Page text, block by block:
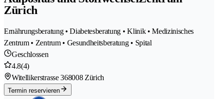
Zürich
Ernährungsberatung • Diabetesberatung • Klinik • Medizinisches
Zentrum • Zentrum • Gesundheitsberatung • Spital
Geschlossen
4.8(4)
Witellikerstrasse 368008 Zürich
Termin reservieren